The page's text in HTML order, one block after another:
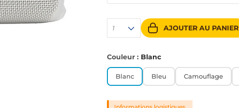
1 AJOUTER AU PANIER
Couleur : Blanc
Blanc Bleu Camouflage